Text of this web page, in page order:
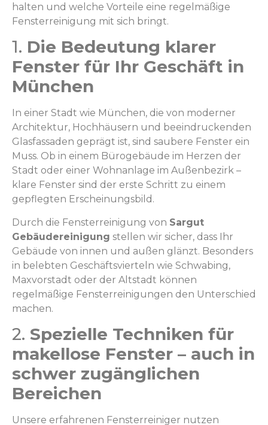
halten und welche Vorteile eine regelmäßige
Fensterreinigung mit sich bringt.
1. Die Bedeutung klarer
Fenster für Ihr Geschäft in
München
In einer Stadt wie München, die von moderner
Architektur, Hochhäusern und beeindruckenden
Glasfassaden geprägt ist, sind saubere Fenster ein
Muss. Ob in einem Bürogebäude im Herzen der
Stadt oder einer Wohnanlage im Außenbezirk –
klare Fenster sind der erste Schritt zu einem
gepflegten Erscheinungsbild.
Durch die Fensterreinigung von Sargut
Gebäudereinigung stellen wir sicher, dass Ihr
Gebäude von innen und außen glänzt. Besonders
in belebten Geschäftsvierteln wie Schwabing,
Maxvorstadt oder der Altstadt können
regelmäßige Fensterreinigungen den Unterschied
machen.
2. Spezielle Techniken für
makellose Fenster – auch in
schwer zugänglichen
Bereichen
Unsere erfahrenen Fensterreiniger nutzen